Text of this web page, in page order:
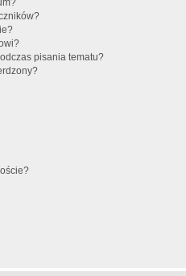
pisania tematu?